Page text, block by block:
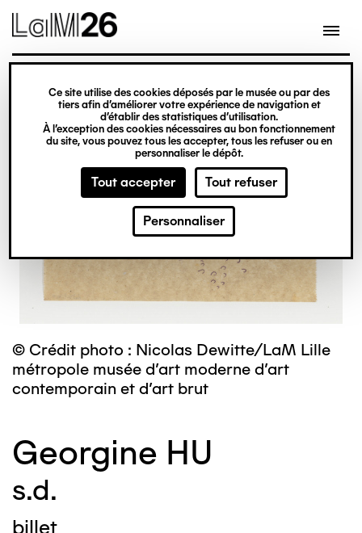
Gestion des cookies
Ce site utilise des cookies déposés par le musée ou par des
tiers afin d’améliorer votre expérience de navigation et
d’établir des statistiques d’utilisation.
À l’exception des cookies nécessaires au bon fonctionnement
du site, vous pouvez tous les accepter, tous les refuser ou en
personnaliser le dépôt.
Tout accepter Tout refuser
Personnaliser
contenu
© Crédit photo : Nicolas Dewitte/LaM Lille
métropole musée d’art moderne d’art
contemporain et d’art brut
Georgine HU
s.d.
billet